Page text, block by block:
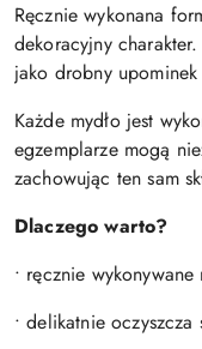
Ręcznie wykonana
dekoracyjny
jako drobny
Każde mydło jest
egzemplarze mogą
zachowując ten sam
Dlaczego warto?
• ręcznie
• delikatnie oczyszcza